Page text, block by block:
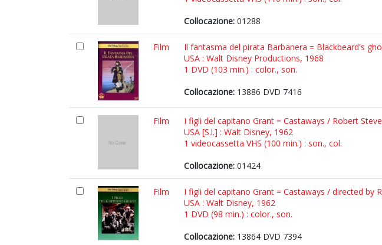
Collocazione: 01288
Film
Il fantasma del pirata Barbanera = Blackbeard's
USA : Walt Disney Productions, 1968
1 DVD (103 min.) : color., son.
Collocazione: 13886 DVD 7416
Film
I figli del capitano Grant = Castaways / Robert
USA [S.l.] : Walt Disney, 1962
1 videocassetta VHS (100 min.) : son., col.
Collocazione: 01424
Film
I figli del capitano Grant = Castaways / directed by
USA : Walt Disney, 1962
1 DVD (98 min.) : color., son.
Collocazione: 13864 DVD 7394